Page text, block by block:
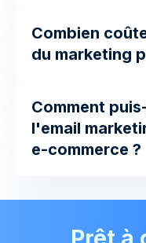
Combien
du marketing
Comment
l'email
e-commerce ?